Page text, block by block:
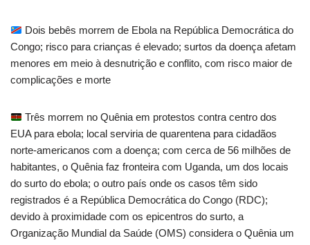
Dois bebês morrem de Ebola na República Democrática do
Congo; risco para crianças é elevado; surtos da doença afetam
menores em meio à desnutrição e conflito, com risco maior de
complicações e morte
Três morrem no Quênia em protestos contra centro dos
EUA para ebola; local serviria de quarentena para cidadãos
norte-americanos com a doença; com cerca de 56 milhões de
habitantes, o Quênia faz fronteira com Uganda, um dos locais
do surto do ebola; o outro país onde os casos têm sido
registrados é a República Democrática do Congo (RDC);
devido à proximidade com os epicentros do surto, a
Organização Mundial da Saúde (OMS) considera o Quênia um